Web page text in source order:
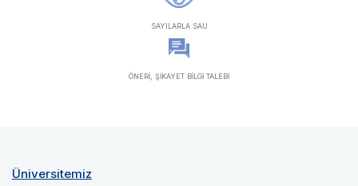
SAYILARLA SAU
ÖNERİ, ŞİKAYET BİLGİ TALEBİ
Üniversitemiz